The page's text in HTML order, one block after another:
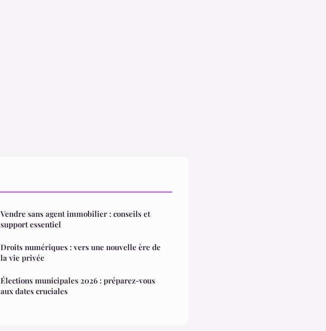
Vendre sans agent immobilier : conseils et
support essentiel
Droits numériques : vers une nouvelle ère de
la vie privée
Élections municipales 2026 : préparez-vous
aux dates cruciales